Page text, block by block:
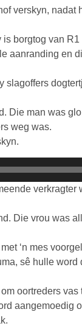
verskyn,
borgtog van
aanranding en
Die man was
weg was.
verkragter
Die vrou was
‘n mes
sê hulle
oortreders vas
aangemoedig